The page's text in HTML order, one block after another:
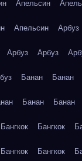
Апельсин
Апельсин Арбуз
Арбуз Арбуз
Банан Банан
Банан Банан
Бангкок Бангкок
Бангкок Бангкок